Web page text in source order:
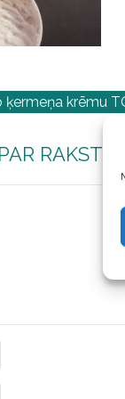
krēmu
RAKSTU